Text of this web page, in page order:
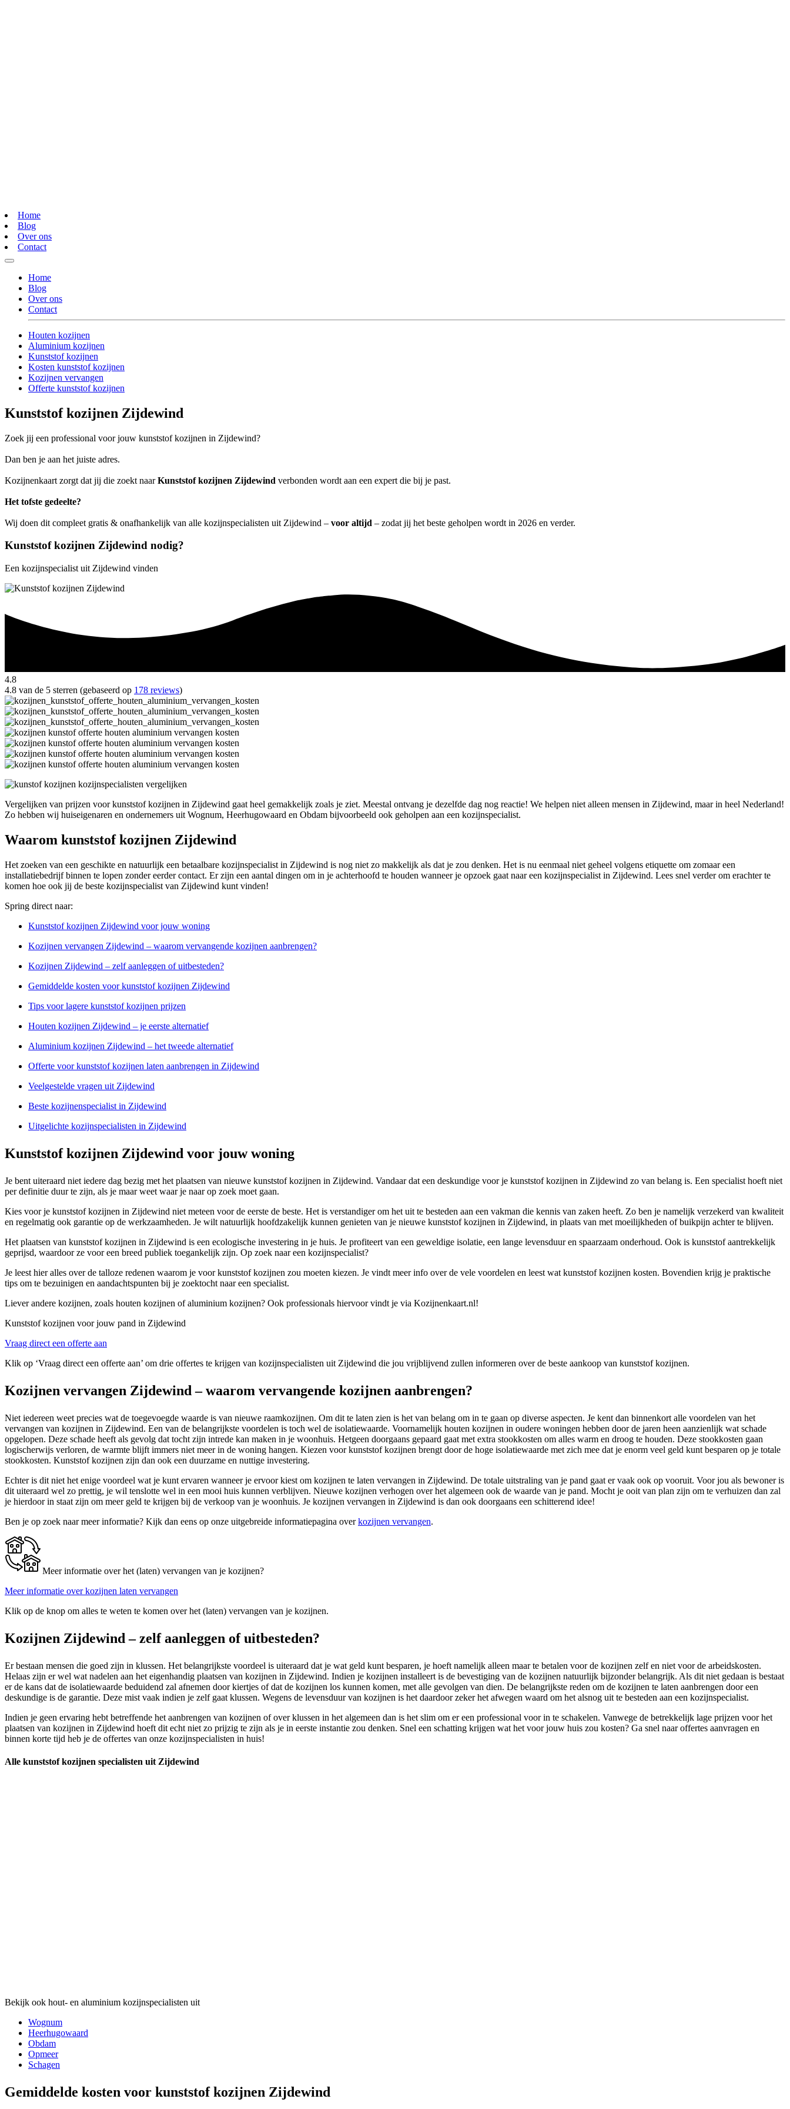
Home
Blog
Over ons
Contact
Home
Blog
Over ons
Contact
Houten kozijnen
Aluminium kozijnen
Kunststof kozijnen
Kosten kunststof kozijnen
Kozijnen vervangen
Offerte kunststof kozijnen
Kunststof kozijnen Zijdewind
Zoek jij een professional voor jouw kunststof kozijnen in Zijdewind?
Dan ben je aan het juiste adres.
Kozijnenkaart zorgt dat jij die zoekt naarKunststof kozijnen Zijdewind verbonden wordt aan een expert die bij je past.
Het tofste gedeelte?
Wij doen dit compleet gratis & onafhankelijk van alle kozijnspecialisten uit Zijdewind – voor altijd – zodat jij het beste geholpen wordt in 2026 en verder.
Kunststof kozijnen Zijdewind nodig?
Een kozijnspecialist uit Zijdewind vinden
4.8
4.8 van de 5 sterren (gebaseerd op 178 reviews)
Vergelijken van prijzen voor kunststof kozijnen in Zijdewind gaat heel gemakkelijk zoals je ziet. Meestal ontvang je dezelfde dag nog reactie! We helpen niet alleen mensen in Zijdewind, maar in heel Nederland!
Zo hebben wij huiseigenaren en ondernemers uit Wognum, Heerhugowaard en Obdam bijvoorbeeld ook geholpen aan een kozijnspecialist.
Waarom kunststof kozijnen Zijdewind
Het zoeken van een geschikte en natuurlijk een betaalbare kozijnspecialist in Zijdewind is nog niet zo makkelijk als dat je zou denken. Het is nu eenmaal niet geheel volgens etiquette om zomaar een
installatiebedrijf binnen te lopen zonder eerder contact. Er zijn een aantal dingen om in je achterhoofd te houden wanneer je opzoek gaat naar een kozijnspecialist in Zijdewind. Lees snel verder om erachter te
komen hoe ook jij de beste kozijnspecialist van Zijdewind kunt vinden!
Spring direct naar:
Kunststof kozijnen Zijdewind voor jouw woning
Kozijnen vervangen Zijdewind – waarom vervangende kozijnen aanbrengen?
Kozijnen Zijdewind – zelf aanleggen of uitbesteden?
Gemiddelde kosten voor kunststof kozijnen Zijdewind
Tips voor lagere kunststof kozijnen prijzen
Houten kozijnen Zijdewind – je eerste alternatief
Aluminium kozijnen Zijdewind – het tweede alternatief
Offerte voor kunststof kozijnen laten aanbrengen in Zijdewind
Veelgestelde vragen uit Zijdewind
Beste kozijnenspecialist in Zijdewind
Uitgelichte kozijnspecialisten in Zijdewind
Kunststof kozijnen Zijdewind voor jouw woning
Je bent uiteraard niet iedere dag bezig met het plaatsen van nieuwe kunststof kozijnen in Zijdewind. Vandaar dat een deskundige voor je kunststof kozijnen in Zijdewind zo van belang is. Een specialist hoeft niet
per definitie duur te zijn, als je maar weet waar je naar op zoek moet gaan.
Kies voor je kunststof kozijnen in Zijdewind niet meteen voor de eerste de beste. Het is verstandiger om het uit te besteden aan een vakman die kennis van zaken heeft. Zo ben je namelijk verzekerd van kwaliteit
en regelmatig ook garantie op de werkzaamheden. Je wilt natuurlijk hoofdzakelijk kunnen genieten van je nieuwe kunststof kozijnen in Zijdewind, in plaats van met moeilijkheden of buikpijn achter te blijven.
Het plaatsen van kunststof kozijnen in Zijdewind is een ecologische investering in je huis. Je profiteert van een geweldige isolatie, een lange levensduur en spaarzaam onderhoud. Ook is kunststof aantrekkelijk
geprijsd, waardoor ze voor een breed publiek toegankelijk zijn. Op zoek naar een kozijnspecialist?
Je leest hier alles over de talloze redenen waarom je voor kunststof kozijnen zou moeten kiezen. Je vindt meer info over de vele voordelen en leest wat kunststof kozijnen kosten. Bovendien krijg je praktische
tips om te bezuinigen en aandachtspunten bij je zoektocht naar een specialist.
Liever andere kozijnen, zoals houten kozijnen of aluminium kozijnen? Ook professionals hiervoor vindt je via Kozijnenkaart.nl!
Kunststof kozijnen voor jouw pand in Zijdewind
Vraag direct een offerte aan
Klik op ‘Vraag direct een offerte aan’ om drie offertes te krijgen van kozijnspecialisten uit Zijdewind die jou vrijblijvend zullen informeren over de beste aankoop van kunststof kozijnen.
Kozijnen vervangen Zijdewind – waarom vervangende kozijnen aanbrengen?
Niet iedereen weet precies wat de toegevoegde waarde is van nieuwe raamkozijnen. Om dit te laten zien is het van belang om in te gaan op diverse aspecten. Je kent dan binnenkort alle voordelen van het
vervangen van kozijnen in Zijdewind. Een van de belangrijkste voordelen is toch wel de isolatiewaarde. Voornamelijk houten kozijnen in oudere woningen hebben door de jaren heen aanzienlijk wat schade
opgelopen. Deze schade heeft als gevolg dat tocht zijn intrede kan maken in je woonhuis. Hetgeen doorgaans gepaard gaat met extra stookkosten om alles warm en droog te houden. Deze stookkosten gaan
logischerwijs verloren, de warmte blijft immers niet meer in de woning hangen. Kiezen voor kunststof kozijnen brengt door de hoge isolatiewaarde met zich mee dat je enorm veel geld kunt besparen op je totale
stookkosten. Kunststof kozijnen zijn dan ook een duurzame en nuttige investering.
Echter is dit niet het enige voordeel wat je kunt ervaren wanneer je ervoor kiest om kozijnen te laten vervangen in Zijdewind. De totale uitstraling van je pand gaat er vaak ook op vooruit. Voor jou als bewoner is
dit uiteraard wel zo prettig, je wil tenslotte wel in een mooi huis kunnen verblijven. Nieuwe kozijnen verhogen over het algemeen ook de waarde van je pand. Mocht je ooit van plan zijn om te verhuizen dan zal
je hierdoor in staat zijn om meer geld te krijgen bij de verkoop van je woonhuis. Je kozijnen vervangen in Zijdewind is dan ook doorgaans een schitterend idee!
Ben je op zoek naar meer informatie? Kijk dan eens op onze uitgebreide informatiepagina overkozijnen vervangen.
Meer informatie over het (laten) vervangen van je kozijnen?
Meer informatie over kozijnen laten vervangen
Klik op de knop om alles te weten te komen over het (laten) vervangen van je kozijnen.
Kozijnen Zijdewind – zelf aanleggen of uitbesteden?
Er bestaan mensen die goed zijn in klussen. Het belangrijkste voordeel is uiteraard dat je wat geld kunt besparen, je hoeft namelijk alleen maar te betalen voor de kozijnen zelf en niet voor de arbeidskosten.
Helaas zijn er wel wat nadelen aan het eigenhandig plaatsen van kozijnen in Zijdewind. Indien je kozijnen installeert is de bevestiging van de kozijnen natuurlijk bijzonder belangrijk. Als dit niet gedaan is bestaat
er de kans dat de isolatiewaarde beduidend zal afnemen door kiertjes of dat de kozijnen los kunnen komen, met alle gevolgen van dien. De belangrijkste reden om de kozijnen te laten aanbrengen door een
deskundige is de garantie. Deze mist vaak indien je zelf gaat klussen. Wegens de levensduur van kozijnen is het daardoor zeker het afwegen waard om het alsnog uit te besteden aan een kozijnspecialist.
Indien je geen ervaring hebt betreffende het aanbrengen van kozijnen of over klussen in het algemeen dan is het slim om er een professional voor in te schakelen. Vanwege de betrekkelijk lage prijzen voor het
plaatsen van kozijnen in Zijdewind hoeft dit echt niet zo prijzig te zijn als je in eerste instantie zou denken. Snel een schatting krijgen wat het voor jouw huis zou kosten? Ga snel naar offertes aanvragen en
binnen korte tijd heb je de offertes van onze kozijnspecialisten in huis!
Alle kunststof kozijnen specialisten uit Zijdewind
Bekijk ook hout- en aluminium kozijnspecialisten uit
Wognum
Heerhugowaard
Obdam
Opmeer
Schagen
Gemiddelde kosten voor kunststof kozijnen Zijdewind